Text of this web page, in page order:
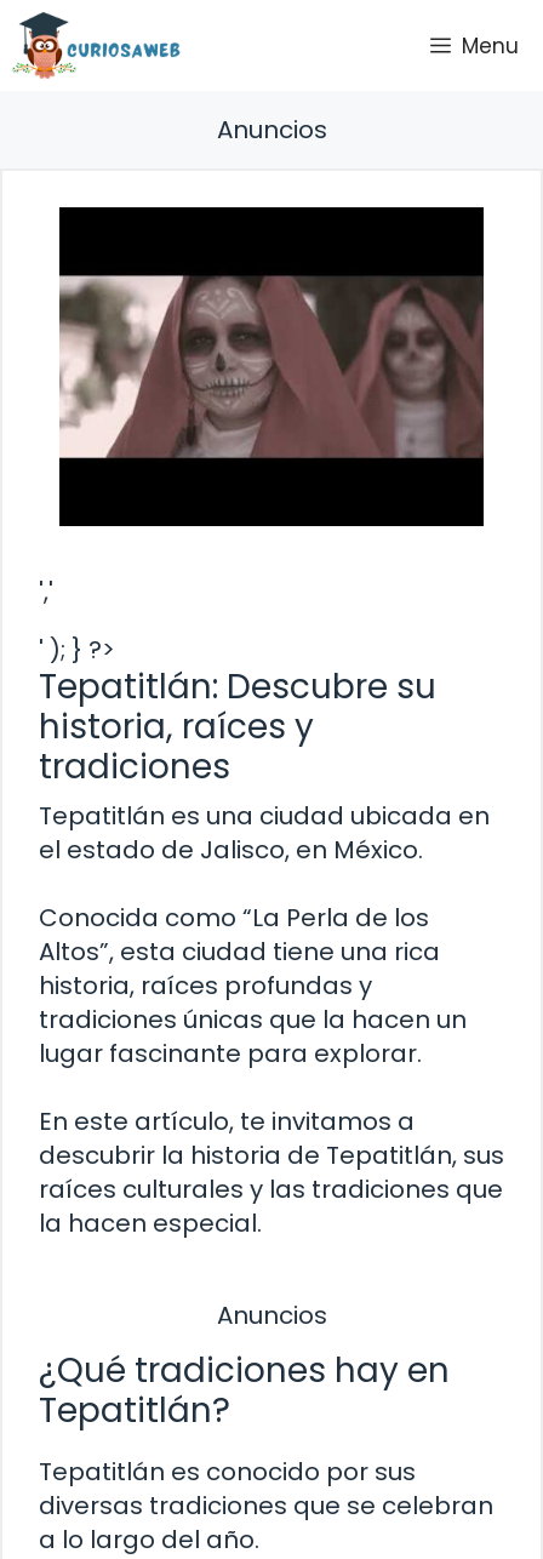
Saltar
contenido
Menu
Anuncios
','
' ); } ?>
Tepatitlán: Descubre su
historia, raíces y
tradiciones
Tepatitlán es una ciudad ubicada en
el estado de Jalisco, en México.
Conocida como “La Perla de los
Altos”, esta ciudad tiene una rica
historia, raíces profundas y
tradiciones únicas que la hacen un
lugar fascinante para explorar.
En este artículo, te invitamos a
descubrir la historia de Tepatitlán, sus
raíces culturales y las tradiciones que
la hacen especial.
Anuncios
¿Qué tradiciones hay en
Tepatitlán?
Tepatitlán es conocido por sus
diversas tradiciones que se celebran
a lo largo del año.